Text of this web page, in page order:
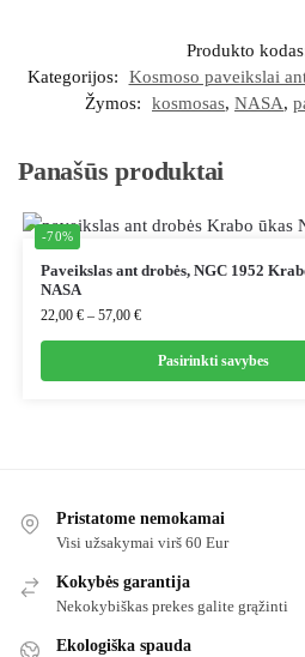
Produkto
Kategorijos:
Kosmoso paveikslai
Žymos:
kosmosas, NASA,
Panašūs produktai
-70%
Paveikslas ant drobės, NGC 1952
NASA
22,00 € – 57,00 €
Pasirinkti savybes
Pristatome nemokamai
Visi užsakymai virš 60 Eur
Kokybės garantija
Nekokybiškas prekes galite grąžinti
Ekologiška spauda